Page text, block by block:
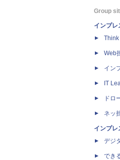
Group
インプレ
Think
Web
イン
IT
ドロ
ネッ
インプレ
デジ
でき